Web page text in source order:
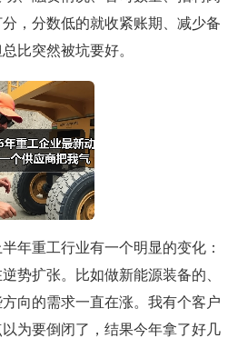
，分数低的就收紧账期、减少备
比突然被坑要好。
年重工行业有一个明显的变化：
势扩张。比如做新能源装备的、
向的需求一直在涨。我有个客户
为要倒闭了，结果今年拿了好几